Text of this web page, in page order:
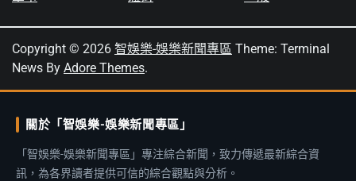
Copyright © 2026 智娛樂-娛樂新聞專區 Theme: Terminal
News By Adore Themes.
關於「智娛樂-娛樂新聞專區」
「智娛樂-娛樂新聞專區」專注綜合新聞，致力傳遞最新綜合資
訊，為各界讀者提供可信的綜合觀點與分析。